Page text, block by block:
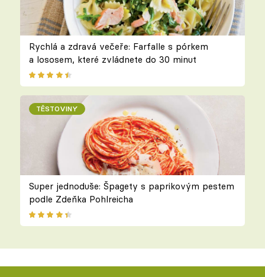
Rychlá a zdravá večeře: Farfalle s pórkem
a lososem, které zvládnete do 30 minut
TĚSTOVINY
Super jednoduše: Špagety s paprikovým pestem
podle Zdeňka Pohlreicha